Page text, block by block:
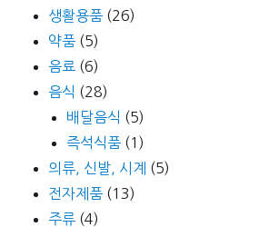
생활용품 (26)
약품 (5)
음료 (6)
음식 (28)
배달음식 (5)
즉석식품 (1)
의류, 신발, 시계 (5)
전자제품 (13)
주류 (4)